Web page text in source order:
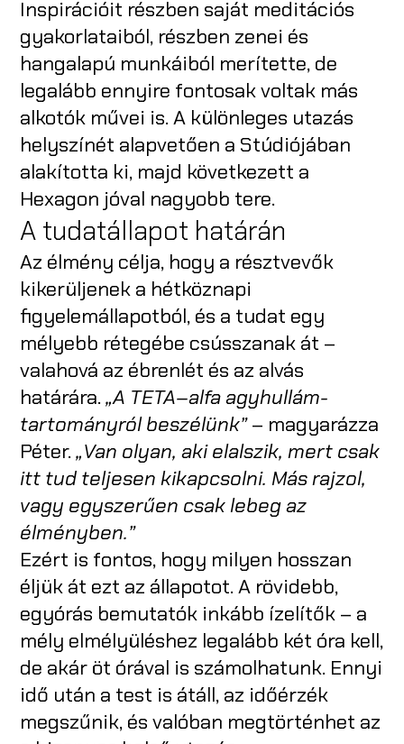
Inspirációit részben saját meditációs
gyakorlataiból, részben zenei és
hangalapú munkáiból merítette, de
legalább ennyire fontosak voltak más
alkotók művei is. A különleges utazás
helyszínét alapvetően a Stúdiójában
alakította ki, majd következett a
Hexagon jóval nagyobb tere.
A tudatállapot határán
Az élmény célja, hogy a résztvevők
kikerüljenek a hétköznapi
figyelemállapotból, és a tudat egy
mélyebb rétegébe csússzanak át –
valahová az ébrenlét és az alvás
határára.„A TETA–alfa agyhullám-
tartományról beszélünk”– magyarázza
Péter.„Van olyan, aki elalszik, mert csak
itt tud teljesen kikapcsolni. Más rajzol,
vagy egyszerűen csak lebeg az
élményben.”
Ezért is fontos, hogy milyen hosszan
éljük át ezt az állapotot. A rövidebb,
egyórás bemutatók inkább ízelítők – a
mély elmélyüléshez legalább két óra kell,
de akár öt órával is számolhatunk. Ennyi
idő után a test is átáll, az időérzék
megszűnik, és valóban megtörténhet az